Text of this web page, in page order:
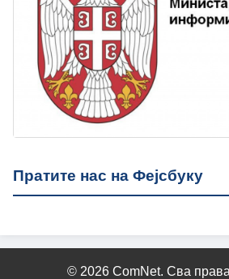
Пратите нас на Фејсбуку
© 2026 ComNet. Сва